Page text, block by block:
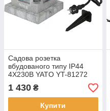
Садова розетка
вбудованого типу IP44
4X230В YATO YT-81272
1 430 ₴
Купити